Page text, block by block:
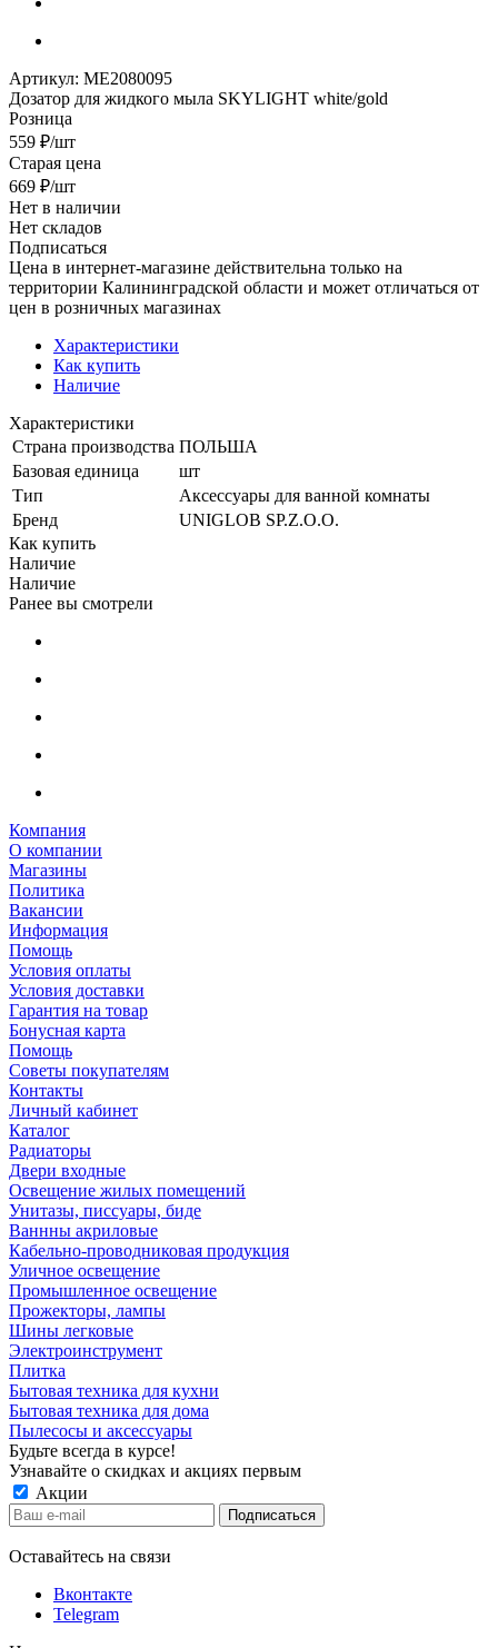
Артикул: МЕ2080095
Дозатор для жидкого мыла SKYLIGHT white/gold
Розница
559 ₽/шт
Старая цена
669 ₽/шт
Нет в наличии
Нет складов
Подписаться
Цена в интернет-магазине действительна только на
территории Калининградской области и может отличаться от
цен в розничных магазинах
Характеристики
Как купить
Наличие
Характеристики
Страна производства ПОЛЬША
Базовая единица
шт
Тип
Аксессуары для ванной комнаты
Бренд
UNIGLOB SP.Z.O.O.
Как купить
Наличие
Наличие
Ранее вы смотрели
Компания
О компании
Магазины
Политика
Вакансии
Информация
Помощь
Условия оплаты
Условия доставки
Гарантия на товар
Бонусная карта
Помощь
Советы покупателям
Контакты
Личный кабинет
Каталог
Радиаторы
Двери входные
Освещение жилых помещений
Унитазы, писсуары, биде
Ваннны акриловые
Кабельно-проводниковая продукция
Уличное освещение
Промышленное освещение
Прожекторы, лампы
Шины легковые
Электроинструмент
Плитка
Бытовая техника для кухни
Бытовая техника для дома
Пылесосы и аксессуары
Будьте всегда в курсе!
Узнавайте о скидках и акциях первым
Акции
Оставайтесь на связи
Вконтакте
Telegram